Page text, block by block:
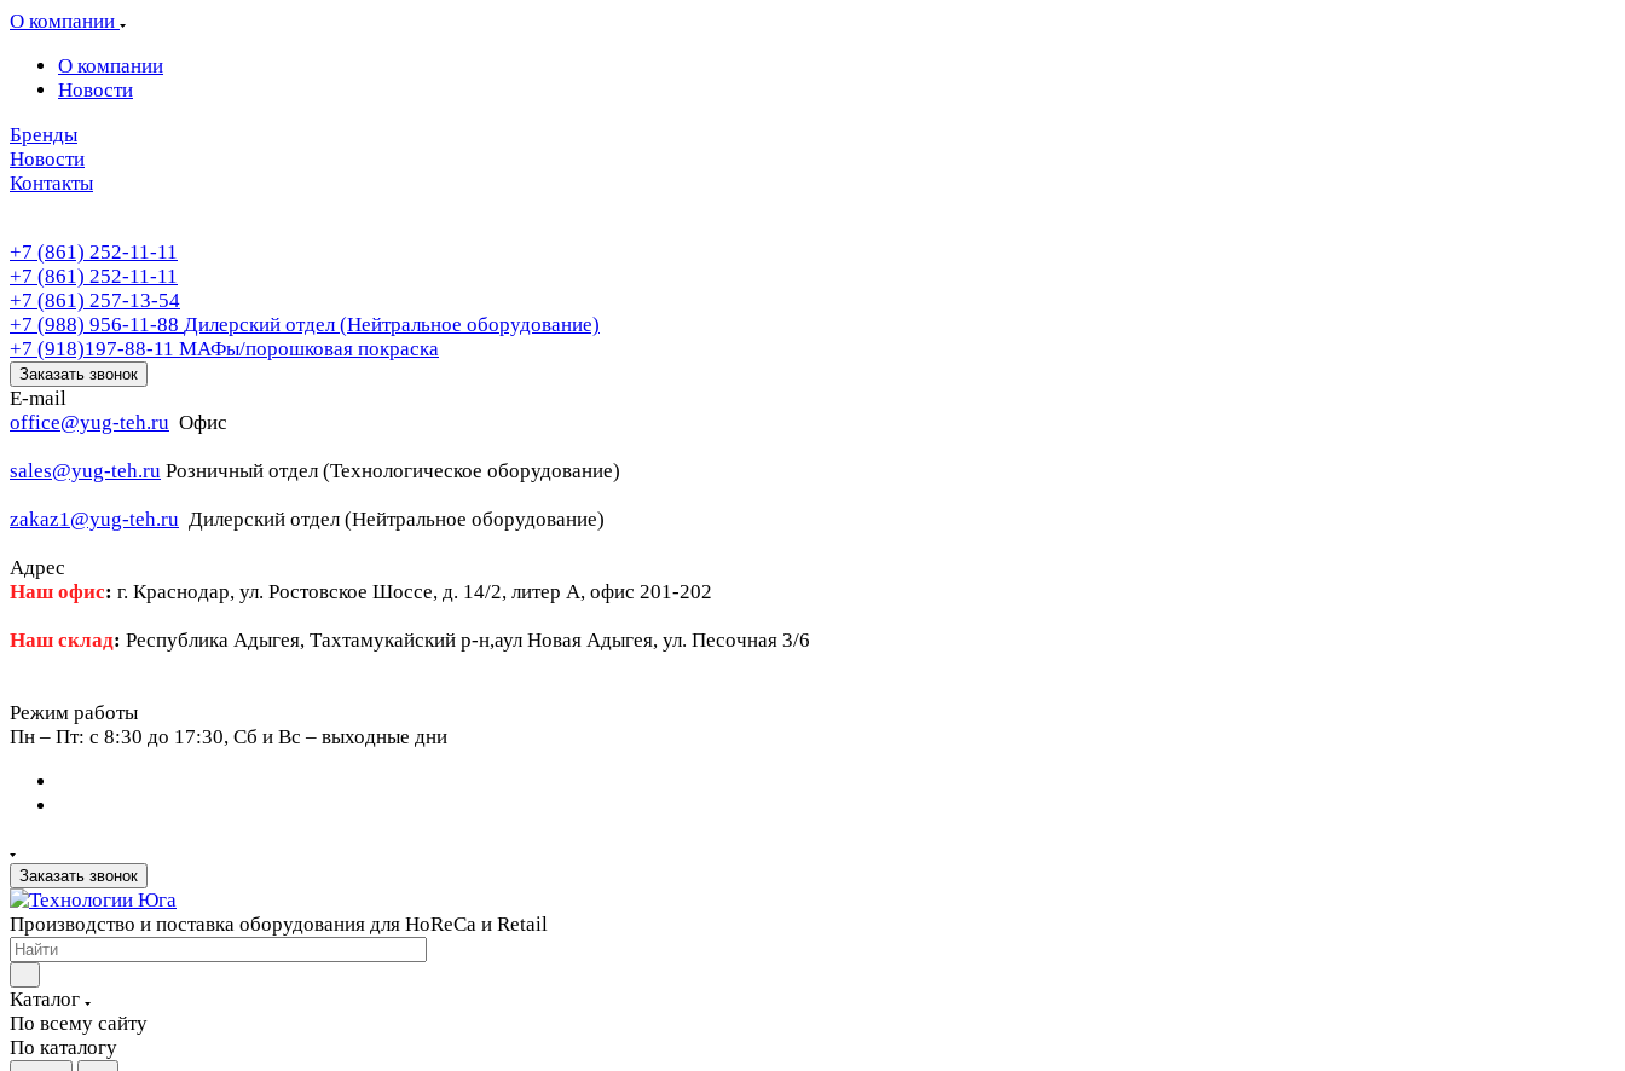
О компании
О компании
Новости
Бренды
Новости
Контакты
+7 (861) 252-11-11
+7 (861) 252-11-11
+7 (861) 257-13-54
+7 (988) 956-11-88 Дилерский отдел (Нейтральное оборудование)
+7 (918)197-88-11 МАФы/порошковая покраска
Заказать звонок
E-mail
office@yug-teh.ru Офис
sales@yug-teh.ru Розничный отдел (Технологическое оборудование)
zakaz1@yug-teh.ru Дилерский отдел (Нейтральное оборудование)
Адрес
Наш офис: г. Краснодар, ул. Ростовское Шоссе, д. 14/2, литер А, офис 201-202
Наш склад: Республика Адыгея, Тахтамукайский р-н,аул Новая Адыгея, ул. Песочная 3/6
Режим работы
Пн – Пт: c 8:30 до 17:30, Сб и Вс – выходные дни
Заказать звонок
Производство и поставка оборудования для HoReCa и Retail
Каталог
По всему сайту
По каталогу